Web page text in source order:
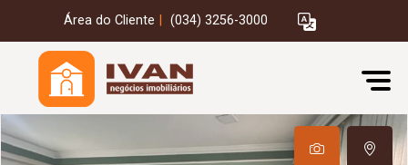
Área do Cliente (034) 3256-3000